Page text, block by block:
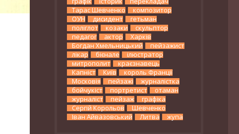
Тарас Шевченко
композитор
ОУН
дисидент
гетьман
поліглот
козаки
скульптор
педагог
актор
Харків
Богдан Хмельницький
пейзажист
лікар
бієнале
ілюстратор
митрополит
краєзнавець
Капніст
Київ
король Франції
Московія
пейзажі
журналістка
бойчукіст
портретист
отаман
журналіст
пейзаж
графіка
Сергій Корольов
Шевченко
Іван Айвазовський
Литва жупа